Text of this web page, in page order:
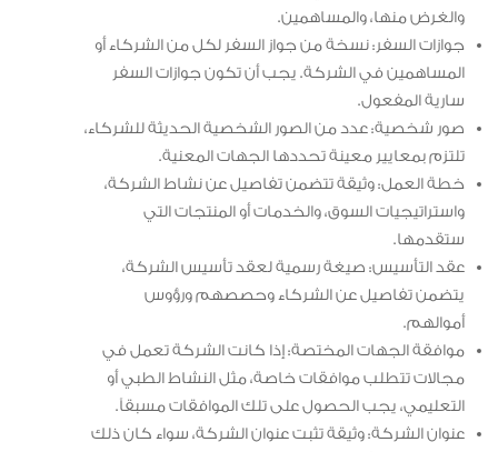
والغرض منها، والمساهمين.
جوازات السفر: نسخة من جواز السفر لكل من الشركاء أو
المساهمين في الشركة. يجب أن تكون جوازات السفر
سارية المفعول.
صور شخصية: عدد من الصور الشخصية الحديثة للشركاء،
تلتزم بمعايير معينة تحددها الجهات المعنية.
خطة العمل: وثيقة تتضمن تفاصيل عن نشاط الشركة،
واستراتيجيات السوق، والخدمات أو المنتجات التي
ستقدمها.
عقد التأسيس: صيغة رسمية لعقد تأسيس الشركة،
يتضمن تفاصيل عن الشركاء وحصصهم ورؤوس
أموالهم.
موافقة الجهات المختصة: إذا كانت الشركة تعمل في
مجالات تتطلب موافقات خاصة، مثل النشاط الطبي أو
التعليمي، يجب الحصول على تلك الموافقات مسبقاً.
عنوان الشركة: وثيقة تثبت عنوان الشركة، سواء كان ذلك